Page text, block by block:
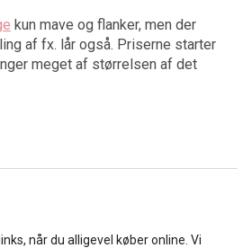
kun mave og flanker, men der
af fx. lår også. Priserne starter
meget af størrelsen af det
når du alligevel køber online. Vi